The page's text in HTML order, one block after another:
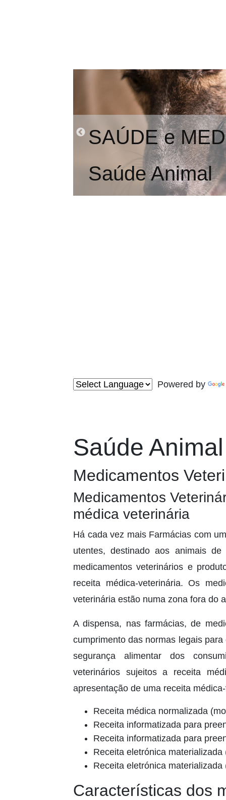
SAÚDE e
Saúde Animal
Powered by
Saúde Animal
Medicamentos
Medicamentos
médica veterinária
Há cada vez mais Farmácias com
utentes, destinado aos animais
medicamentos veterinários e
receita médica-veterinária. Os
veterinária estão numa zona fora do
A dispensa, nas farmácias, de
cumprimento das normas legais
segurança alimentar dos
veterinários sujeitos a receita
apresentação de uma receita
Receita médica normalizada
Receita informatizada para
Receita informatizada para
Receita eletrónica
Receita eletrónica
Características dos